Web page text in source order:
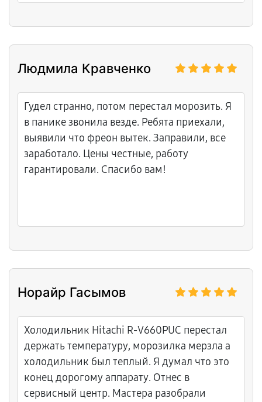
Людмила Кравченко
Гудел странно, потом перестал морозить. Я
в панике звонила везде. Ребята приехали,
выявили что фреон вытек. Заправили, все
заработало. Цены честные, работу
гарантировали. Спасибо вам!
Норайр Гасымов
Холодильник Hitachi R-V660PUC перестал
держать температуру, морозилка мерзла а
холодильник был теплый. Я думал что это
конец дорогому аппарату. Отнес в
сервисный центр. Мастера разобрали